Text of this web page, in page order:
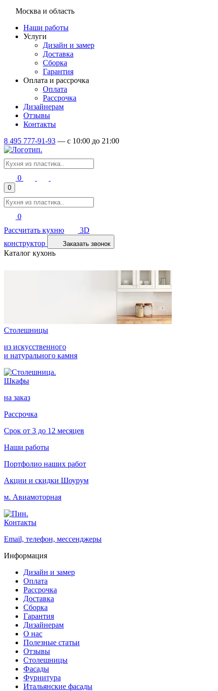
Москва и область
Наши работы
Услуги
Дизайн и замер
Доставка
Сборка
Гарантия
Оплата и рассрочка
Оплата
Рассрочка
Дизайнерам
Отзывы
Контакты
8 495 777-91-93 — c 10:00 до 21:00
0
0
0
Рассчитать кухню
3D
конструктор
Заказать звонок
Каталог кухонь
Столешницы
из искусственного
и натурального камня
Шкафы
на заказ
Рассрочка
Срок от 3 до 12 месяцев
Наши работы
Портфолио наших работ
Акции и скидки Шоурум
м. Авиамоторная
Контакты
Email, телефон, мессенджеры
Информация
Дизайн и замер
Оплата
Рассрочка
Доставка
Сборка
Гарантия
Дизайнерам
О нас
Полезные статьи
Отзывы
Столешницы
Фасады
Фурнитура
Итальянские фасады